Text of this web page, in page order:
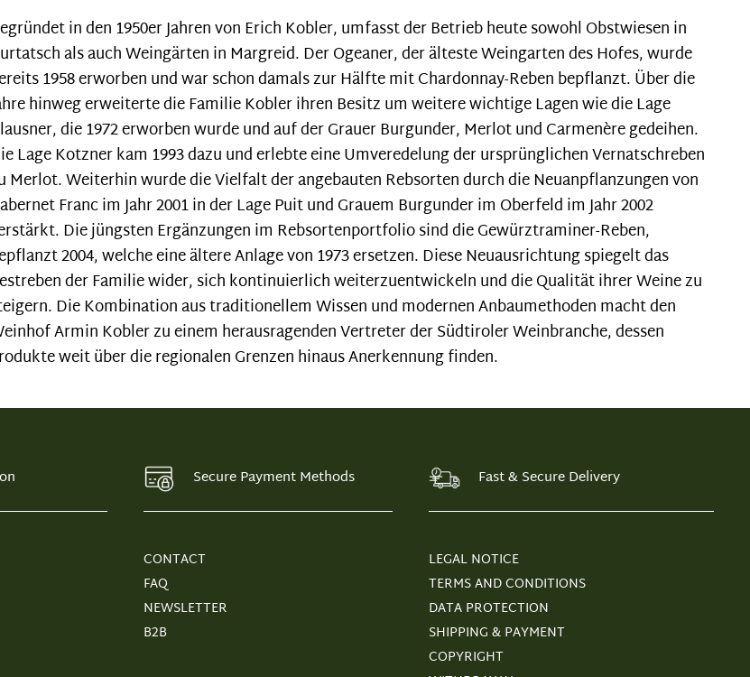
in den 1950er Jahren von Erich Kobler, umfasst der Betrieb heute sowohl Obstwiesen in
als auch Weingärten in Margreid. Der Ogeaner, der älteste Weingarten des Hofes, wurde
1958 erworben und war schon damals zur Hälfte mit Chardonnay-Reben bepflanzt. Über die
hinweg erweiterte die Familie Kobler ihren Besitz um weitere wichtige Lagen wie die Lage
die 1972 erworben wurde und auf der Grauer Burgunder, Merlot und Carmenère gedeihen.
Lage Kotzner kam 1993 dazu und erlebte eine Umveredelung der ursprünglichen Vernatschreben
Merlot. Weiterhin wurde die Vielfalt der angebauten Rebsorten durch die Neuanpflanzungen von
Franc im Jahr 2001 in der Lage Puit und Grauem Burgunder im Oberfeld im Jahr 2002
Die jüngsten Ergänzungen im Rebsortenportfolio sind die Gewürztraminer-Reben,
2004, welche eine ältere Anlage von 1973 ersetzen. Diese Neuausrichtung spiegelt das
der Familie wider, sich kontinuierlich weiterzuentwickeln und die Qualität ihrer Weine zu
Die Kombination aus traditionellem Wissen und modernen Anbaumethoden macht den
Armin Kobler zu einem herausragenden Vertreter der Südtiroler Weinbranche, dessen
weit über die regionalen Grenzen hinaus Anerkennung finden.
Secure Payment Methods Fast & Secure Delivery
CONTACT
FAQ
NEWSLETTER
B2B
LEGAL NOTICE
TERMS AND CONDITIONS
DATA PROTECTION
SHIPPING & PAYMENT
COPYRIGHT